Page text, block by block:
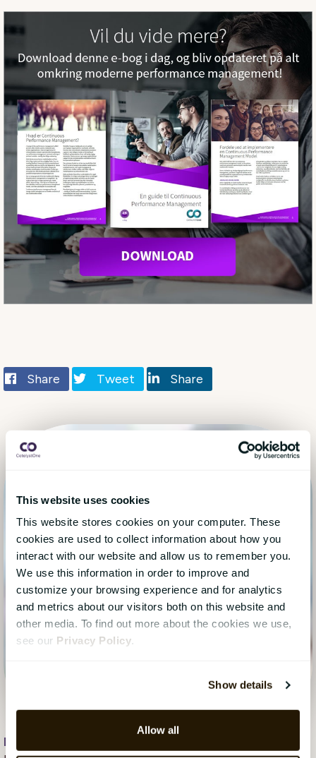
This website uses cookies
This website stores cookies on your computer. These
cookies are used to collect information about how you
interact with our website and allow us to remember you.
We use this information in order to improve and
customize your browsing experience and for analytics
and metrics about our visitors both on this website and
other media. To find out more about the cookies we use,
see our Privacy Policy.
Show details
Allow all
Share Tweet Share
David Ditlev Rasmussen